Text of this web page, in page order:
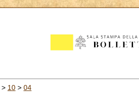
> 10 > 04